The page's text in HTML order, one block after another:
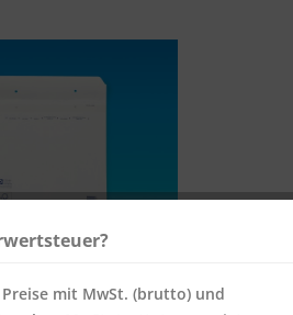
mit MwSt. (brutto) und